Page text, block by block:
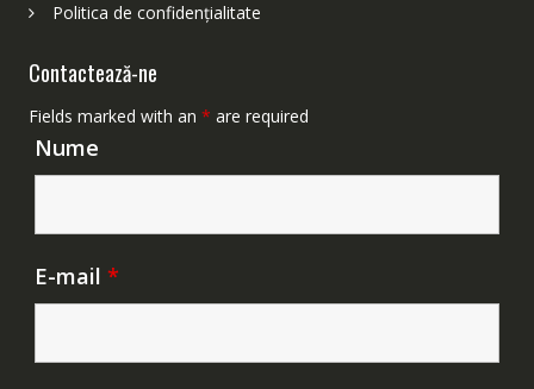
Politica de confidențialitate
Contactează-ne
Fields marked with an * are required
Nume
E-mail *